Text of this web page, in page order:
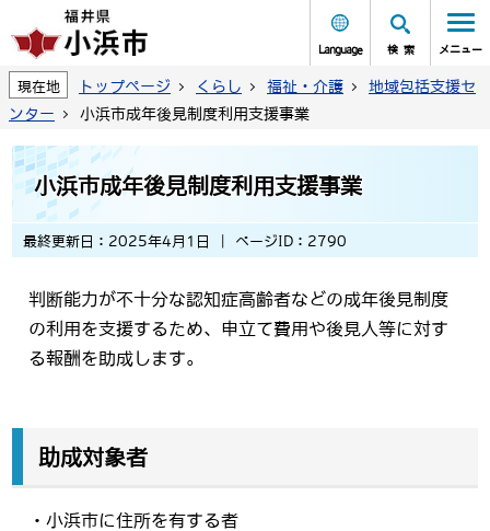
Language 検索 メニュー
現在地 トップページ くらし 福祉・介護
地域包括支援セ
ンター
小浜市成年後見制度利用支援事業
小浜市成年後見制度利用支援事業
最終更新日：2025年4月1日 ページID：2790
判断能力が不十分な認知症高齢者などの成年後見制度
の利用を支援するため、申立て費用や後見人等に対す
る報酬を助成します。
助成対象者
・小浜市に住所を有する者